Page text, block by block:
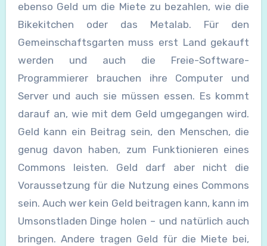
ebenso Geld um die Miete zu bezahlen, wie die
Bikekitchen oder das Metalab. Für den
Gemeinschaftsgarten muss erst Land gekauft
werden und auch die Freie-Software-
Programmierer brauchen ihre Computer und
Server und auch sie müssen essen. Es kommt
darauf an, wie mit dem Geld umgegangen wird.
Geld kann ein Beitrag sein, den Menschen, die
genug davon haben, zum Funktionieren eines
Commons leisten. Geld darf aber nicht die
Voraussetzung für die Nutzung eines Commons
sein. Auch wer kein Geld beitragen kann, kann im
Umsonstladen Dinge holen – und natürlich auch
bringen. Andere tragen Geld für die Miete bei,